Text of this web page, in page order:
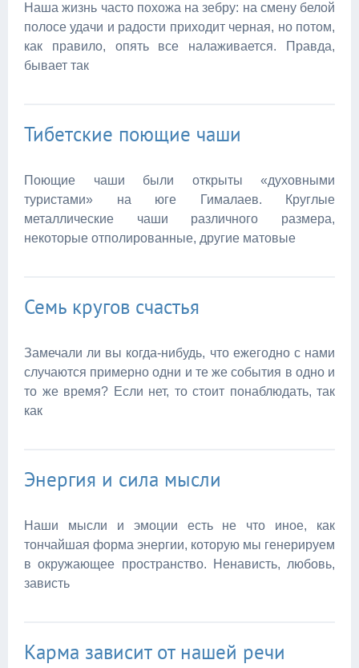
Наша жизнь часто похожа на зебру: на смену белой
полосе удачи и радости приходит черная, но потом,
как правило, опять все налаживается. Правда,
бывает так
Тибетские поющие чаши
Поющие чаши были открыты «духовными
туристами» на юге Гималаев. Круглые
металлические чаши различного размера,
некоторые отполированные, другие матовые
Семь кругов счастья
Замечали ли вы когда-нибудь, что ежегодно с нами
случаются примерно одни и те же события в одно и
то же время? Если нет, то стоит понаблюдать, так
как
Энергия и сила мысли
Наши мысли и эмоции есть не что иное, как
тончайшая форма энергии, которую мы генерируем
в окружающее пространство. Ненависть, любовь,
зависть
Карма зависит от нашей речи